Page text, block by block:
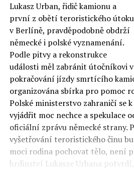
Lukasz Urban, řidič kamionu a
první z obětí teroristického útoku
v Berlíně, pravděpodobně obdrží
německé i polské vyznamenání.
Podle pitvy a rekonstrukce
události měl zabránit útočníkovi v
pokračování jízdy smrtícího
organizována sbírka pro pomoc
Polské ministerstvo zahraničí se
vyjádřit moc nechce a spekulace
oficiální zprávu německé strany.
vyšetřování teroristického činu
moci rodina pochovat tělo, není
hrdinství Lukasze Urbana